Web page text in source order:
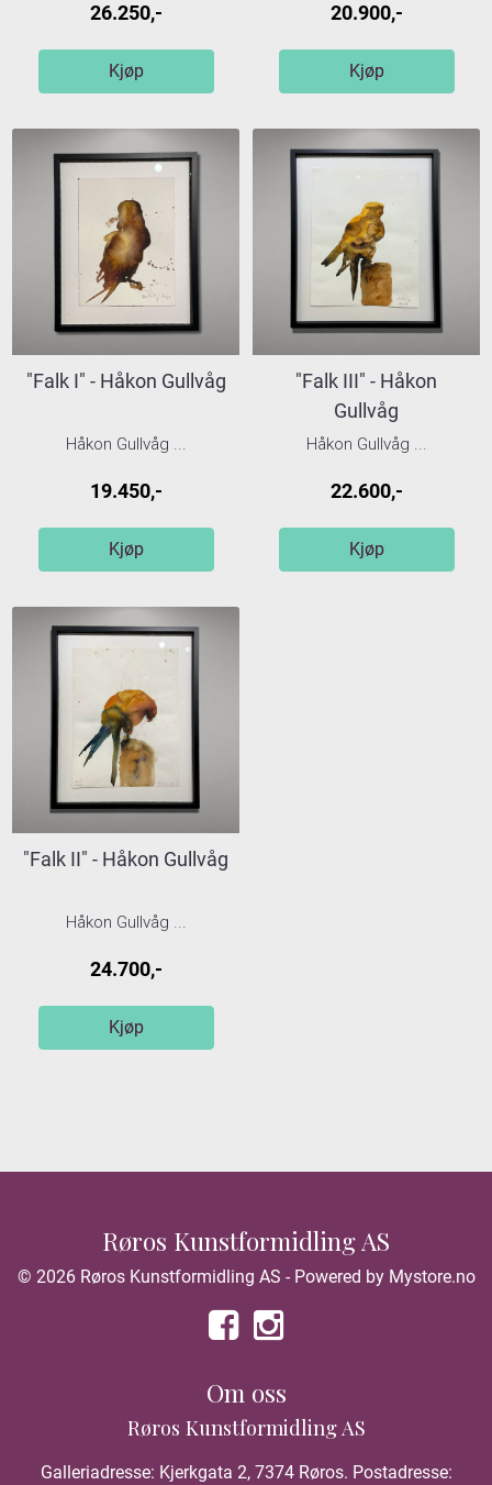
26.250,-
Kjøp
20.900,-
Kjøp
"Falk I" - Håkon Gullvåg
Håkon Gullvåg ...
19.450,-
Kjøp
"Falk III" - Håkon
Gullvåg
Håkon Gullvåg ...
22.600,-
Kjøp
"Falk II" - Håkon Gullvåg
Håkon Gullvåg ...
24.700,-
Kjøp
Røros Kunstformidling AS
© 2026 Røros Kunstformidling AS - Powered by Mystore.no
Om oss
Røros Kunstformidling AS
Galleriadresse: Kjerkgata 2, 7374 Røros. Postadresse: